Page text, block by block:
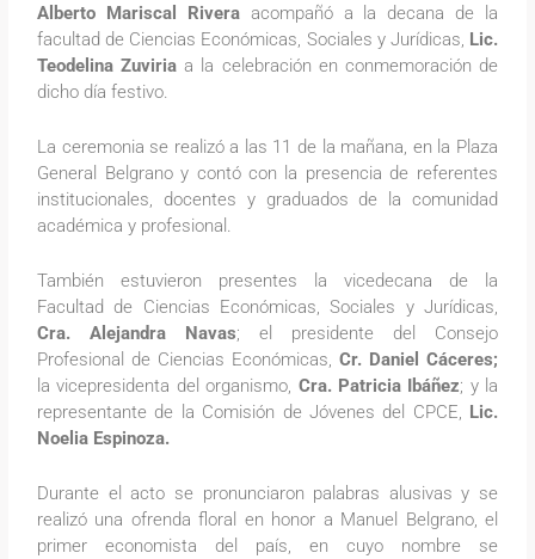
Alberto Mariscal Riveraacompañó a la decana de la
facultad de Ciencias Económicas, Sociales y Jurídicas, Lic.
Teodelina Zuviria a la celebración en conmemoración de
dicho día festivo.
La ceremonia se realizó a las 11 de la mañana, en la Plaza
General Belgrano y contó con la presencia de referentes
institucionales, docentes y graduados de la comunidad
académica y profesional.
También estuvieron presentes la vicedecana de la
Facultad de Ciencias Económicas, Sociales y Jurídicas,
Cra. Alejandra Navas; el presidente del Consejo
Profesional de Ciencias Económicas, Cr. Daniel Cáceres;
la vicepresidenta del organismo, Cra. Patricia Ibáñez; y la
representante de la Comisión de Jóvenes del CPCE, Lic.
Noelia Espinoza.
Durante el acto se pronunciaron palabras alusivas y se
realizó una ofrenda floral en honor a Manuel Belgrano, el
primer economista del país, en cuyo nombre se